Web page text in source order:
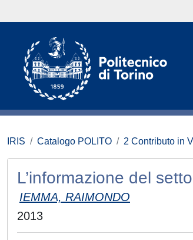
IRIS Catalogo POLITO 2 Contributo in
L’informazione del
IEMMA, RAIMONDO
2013